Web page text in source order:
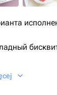
бисквит,